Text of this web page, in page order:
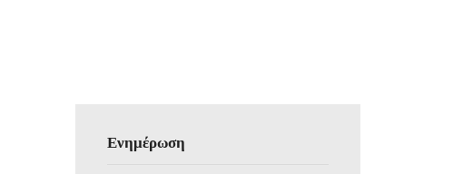
Ενημέρωση